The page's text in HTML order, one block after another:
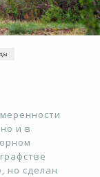
и в
но сделан